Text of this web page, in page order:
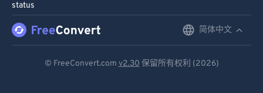
status
简体中文
© FreeConvert.com v2.30 保留所有权利 (2026)